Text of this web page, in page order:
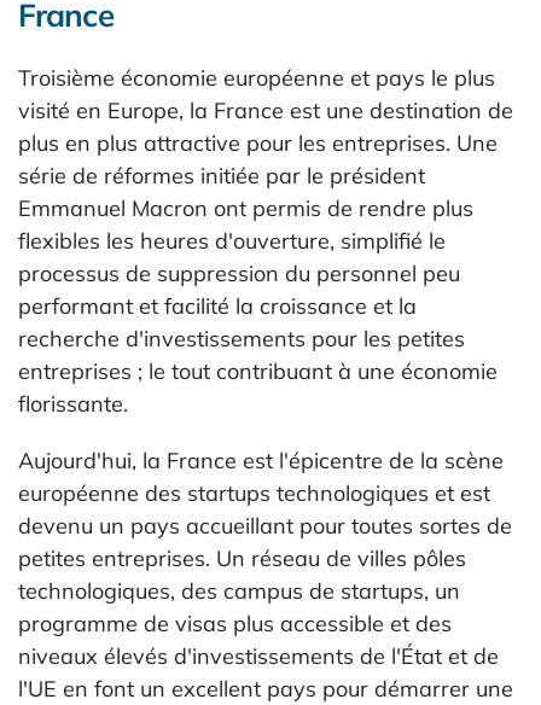
France
Troisième économie européenne et pays le plus
visité en Europe, la France est une destination de
plus en plus attractive pour les entreprises. Une
série de réformes initiée par le président
Emmanuel Macron ont permis de rendre plus
flexibles les heures d'ouverture, simplifié le
processus de suppression du personnel peu
performant et facilité la croissance et la
recherche d'investissements pour les petites
entreprises ; le tout contribuant à une économie
florissante.
Aujourd'hui, la France est l'épicentre de la scène
européenne des startups technologiques et est
devenu un pays accueillant pour toutes sortes de
petites entreprises. Un réseau de villes pôles
technologiques, des campus de startups, un
programme de visas plus accessible et des
niveaux élevés d'investissements de l'État et de
l'UE en font un excellent pays pour démarrer une